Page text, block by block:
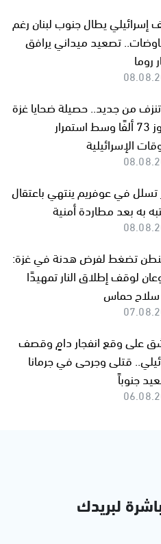
يطال جنوب لبنان رغم
تصعيد ميداني يرافق
روما
من جديد.. حصيلة ضحايا غزة
تتجاوز 73 ألفًا وسط استمرار
الإسرائيلية
تسلل في عوفريم ينتهي باعتقال
به بعد مطاردة أمنية
تضغط لفرض هدنة في غزة:
لوقف إطلاق النار تمهيدًا
سلاح حماس
على وقع انفجار دامٍ وقصف
قتلى وجرحى في جرمانا
جنوباً
لبريدك